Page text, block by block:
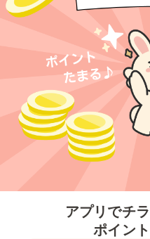
アプリでチ
ポイン